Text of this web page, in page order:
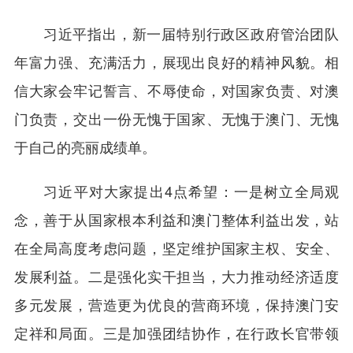
习近平指出，新一届特别行政区政府管治团队
年富力强、充满活力，展现出良好的精神风貌。相
信大家会牢记誓言、不辱使命，对国家负责、对澳
门负责，交出一份无愧于国家、无愧于澳门、无愧
于自己的亮丽成绩单。
习近平对大家提出4点希望：一是树立全局观
念，善于从国家根本利益和澳门整体利益出发，站
在全局高度考虑问题，坚定维护国家主权、安全、
发展利益。二是强化实干担当，大力推动经济适度
多元发展，营造更为优良的营商环境，保持澳门安
定祥和局面。三是加强团结协作，在行政长官带领